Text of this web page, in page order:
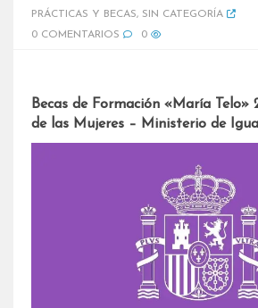
PRÁCTICAS Y BECAS, SIN CATEGORÍA
0 COMENTARIOS
0
Becas de Formación «María
de las Mujeres – Ministerio de